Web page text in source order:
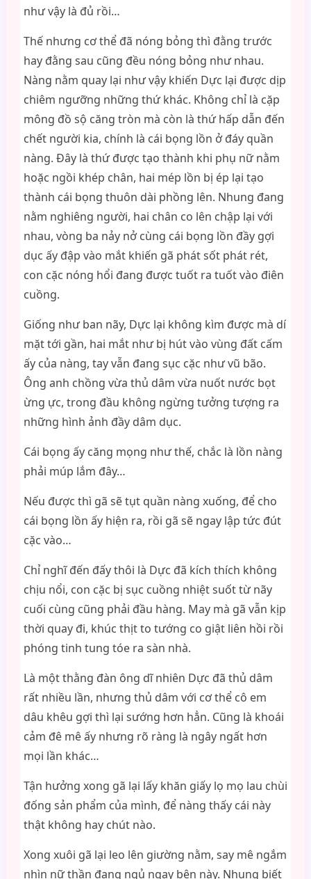
như vậy là đủ rồi…
Thế nhưng cơ thể đã nóng bỏng thì đằng trước
hay đằng sau cũng đều nóng bỏng như nhau.
Nàng nằm quay lại như vậy khiến Dực lại được dịp
chiêm ngưỡng những thứ khác. Không chỉ là cặp
mông đồ sộ căng tròn mà còn là thứ hấp dẫn đến
chết người kia, chính là cái bọng lồn ở đáy quần
nàng. Đây là thứ được tạo thành khi phụ nữ nằm
hoặc ngồi khép chân, hai mép lồn bị ép lại tạo
thành cái bọng thuôn dài phồng lên. Nhung đang
nằm nghiêng người, hai chân co lên chập lại với
nhau, vòng ba nảy nở cùng cái bọng lồn đầy gợi
dục ấy đập vào mắt khiến gã phát sốt phát rét,
con cặc nóng hổi đang được tuốt ra tuốt vào điên
cuồng.
Giống như ban nãy, Dực lại không kìm được mà dí
mặt tới gần, hai mắt như bị hút vào vùng đất cấm
ấy của nàng, tay vẫn đang sục cặc như vũ bão.
Ông anh chồng vừa thủ dâm vừa nuốt nước bọt
ừng ực, trong đầu không ngừng tưởng tượng ra
những hình ảnh đầy dâm dục.
Cái bọng ấy căng mọng như thế, chắc là lồn nàng
phải múp lắm đây…
Nếu được thì gã sẽ tụt quần nàng xuống, để cho
cái bọng lồn ấy hiện ra, rồi gã sẽ ngay lập tức đút
cặc vào…
Chỉ nghĩ đến đấy thôi là Dực đã kích thích không
chịu nổi, con cặc bị sục cuồng nhiệt suốt từ nãy
cuối cùng cũng phải đầu hàng. May mà gã vẫn kịp
thời quay đi, khúc thịt to tướng co giật liên hồi rồi
phóng tinh tung tóe ra sàn nhà.
Là một thằng đàn ông dĩ nhiên Dực đã thủ dâm
rất nhiều lần, nhưng thủ dâm với cơ thể cô em
dâu khêu gợi thì lại sướng hơn hẳn. Cũng là khoái
cảm đê mê ấy nhưng rõ ràng là ngây ngất hơn
mọi lần khác…
Tận hưởng xong gã lại lấy khăn giấy lọ mọ lau chùi
đống sản phẩm của mình, để nàng thấy cái này
thật không hay chút nào.
Xong xuôi gã lại leo lên giường nằm, say mê ngắm
nhìn nữ thần đang ngủ ngay bên này. Nhung biết